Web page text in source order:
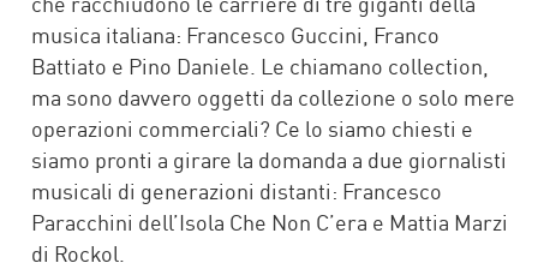
musica italiana: Francesco Guccini, Franco
Battiato e Pino Daniele. Le chiamano collection,
ma sono davvero oggetti da collezione o solo mere
operazioni commerciali? Ce lo siamo chiesti e
siamo pronti a girare la domanda a due giornalisti
musicali di generazioni distanti: Francesco
Paracchini dell’Isola Che Non C’era e Mattia Marzi
di Rockol.